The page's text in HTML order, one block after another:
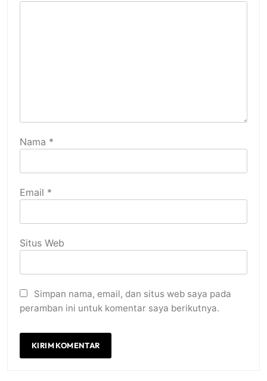
Nama *
Email *
Situs Web
Simpan nama, email, dan situs web saya pada
peramban ini untuk komentar saya berikutnya.